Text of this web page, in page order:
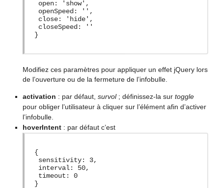
open: 'show',
openSpeed: '',
close: 'hide',
closeSpeed: ''
}
Modifiez ces paramètres pour appliquer un effet jQuery lors
de l’ouverture ou de la fermeture de l’infobulle.
activation : par défaut, survol; définissez-la sur toggle
pour obliger l’utilisateur à cliquer sur l’élément afin d’activer
l’infobulle.
hoverIntent: par défaut c’est
{
sensitivity: 3,
interval: 50,
timeout: 0
}